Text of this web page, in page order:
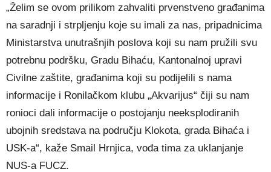
„Želim se ovom prilikom zahvaliti prvenstveno građanima
na saradnji i strpljenju koje su imali za nas, pripadnicima
Ministarstva unutrašnjih poslova koji su nam pružili svu
potrebnu podršku, Gradu Bihaću, Kantonalnoj upravi
Civilne zaštite, građanima koji su podijelili s nama
informacije i Ronilačkom klubu „Akvarijus“ čiji su nam
ronioci dali informacije o postojanju neeksplodiranih
ubojnih sredstava na području Klokota, grada Bihaća i
USK-a“, kaže Smail Hrnjica, vođa tima za uklanjanje
NUS-a FUCZ.